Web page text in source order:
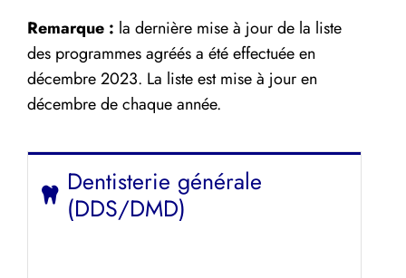
Remarque : la dernière mise à jour de la liste
des programmes agréés a été effectuée en
décembre 2023. La liste est mise à jour en
décembre de chaque année.
Dentisterie générale
(DDS/DMD)